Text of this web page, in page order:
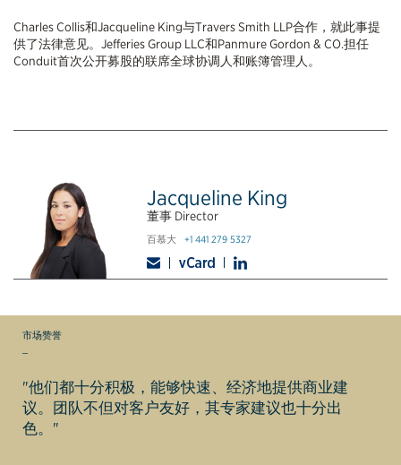
Charles Collis和Jacqueline King与Travers Smith LLP合作，就此事提
供了法律意见。Jefferies Group LLC和Panmure Gordon & CO.担任
Conduit首次公开募股的联席全球协调人和账簿管理人。
Jacqueline King
董事 Director
百慕大+1 441 279 5327
市场赞誉
"他们都十分积极，能够快速、经济地提供商业建
议。团队不但对客户友好，其专家建议也十分出
色。"